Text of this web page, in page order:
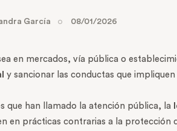
García 08/01/2026
en mercados, vía pública o
y sancionar las conductas que
que han llamado la atención pública, la
en prácticas contrarias a la protección